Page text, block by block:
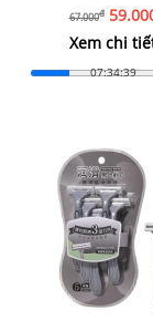
67.000đ
Xem chi
07:34:37